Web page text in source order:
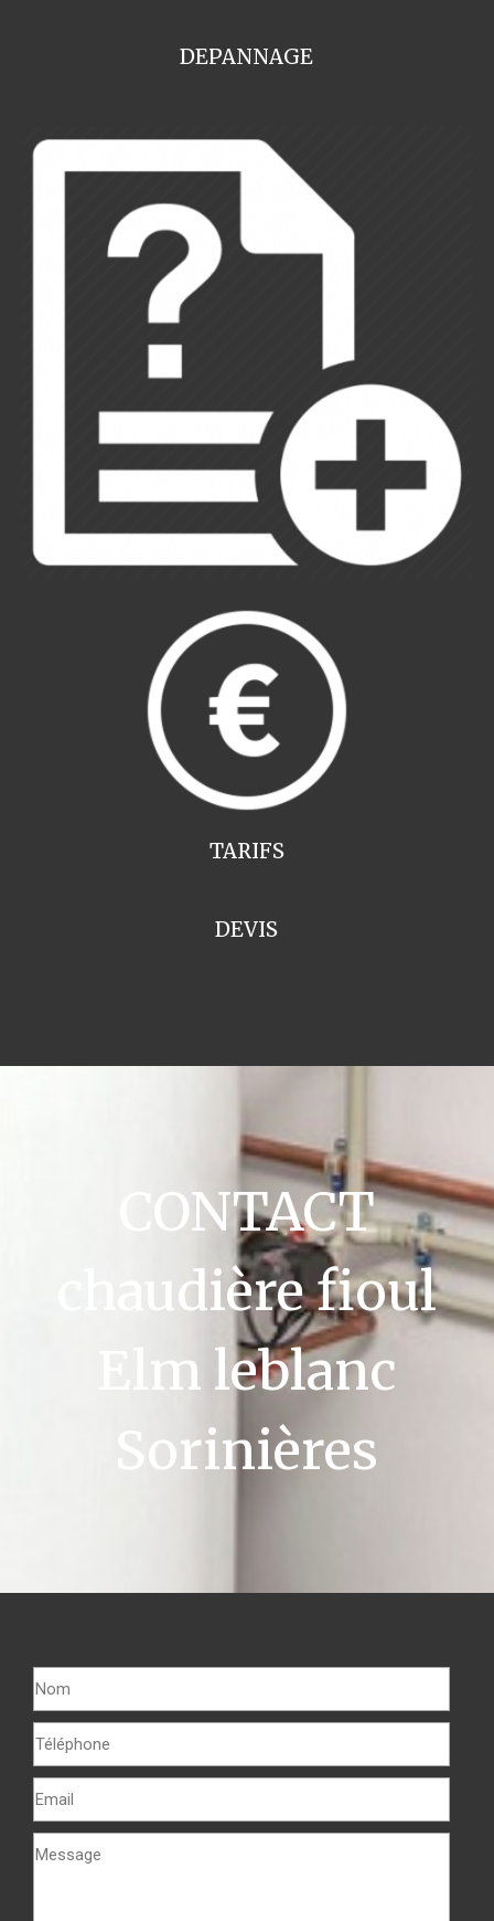
DEPANNAGE
TARIFS
DEVIS
CONTACT
chaudière fioul
Elm leblanc
Sorinières